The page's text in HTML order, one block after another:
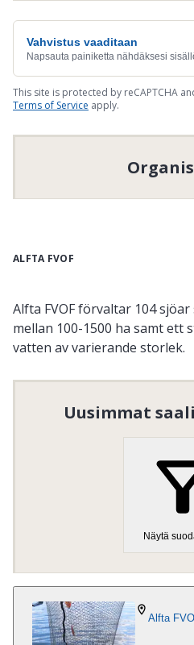
Vahvistus vaaditaan
Napsauta painiketta nähdäksesi
This site is protected by reCAPTCHA
Terms of Service apply.
ALFTA FVOF
Alfta FVOF förvaltar 104
mellan 100-1500 ha samt ett
vatten av varierande storlek.
Organisaation numero:886500-
Uusimmat
Näytä
Alfta